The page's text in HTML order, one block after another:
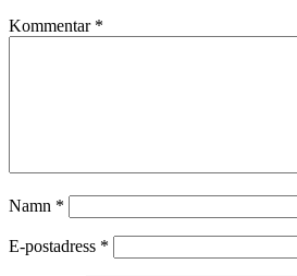
Kommentar *
Namn *
E-postadress *